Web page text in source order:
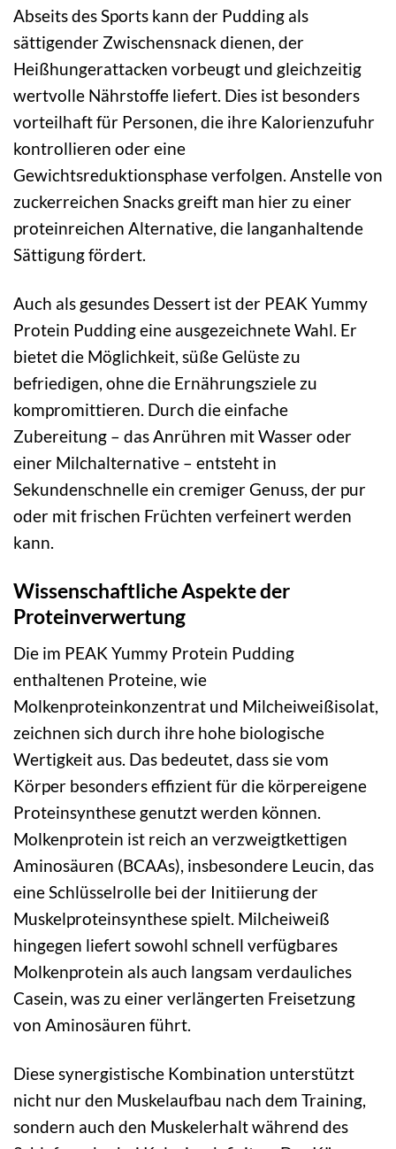
Abseits des Sports kann der Pudding als
sättigender Zwischensnack dienen, der
Heißhungerattacken vorbeugt und gleichzeitig
wertvolle Nährstoffe liefert. Dies ist besonders
vorteilhaft für Personen, die ihre Kalorienzufuhr
kontrollieren oder eine
Gewichtsreduktionsphase verfolgen. Anstelle von
zuckerreichen Snacks greift man hier zu einer
proteinreichen Alternative, die langanhaltende
Sättigung fördert.
Auch als gesundes Dessert ist der PEAK Yummy
Protein Pudding eine ausgezeichnete Wahl. Er
bietet die Möglichkeit, süße Gelüste zu
befriedigen, ohne die Ernährungsziele zu
kompromittieren. Durch die einfache
Zubereitung – das Anrühren mit Wasser oder
einer Milchalternative – entsteht in
Sekundenschnelle ein cremiger Genuss, der pur
oder mit frischen Früchten verfeinert werden
kann.
Wissenschaftliche Aspekte der
Proteinverwertung
Die im PEAK Yummy Protein Pudding
enthaltenen Proteine, wie
Molkenproteinkonzentrat und Milcheiweißisolat,
zeichnen sich durch ihre hohe biologische
Wertigkeit aus. Das bedeutet, dass sie vom
Körper besonders effizient für die körpereigene
Proteinsynthese genutzt werden können.
Molkenprotein ist reich an verzweigtkettigen
Aminosäuren (BCAAs), insbesondere Leucin, das
eine Schlüsselrolle bei der Initiierung der
Muskelproteinsynthese spielt. Milcheiweiß
hingegen liefert sowohl schnell verfügbares
Molkenprotein als auch langsam verdauliches
Casein, was zu einer verlängerten Freisetzung
von Aminosäuren führt.
Diese synergistische Kombination unterstützt
nicht nur den Muskelaufbau nach dem Training,
sondern auch den Muskelerhalt während des